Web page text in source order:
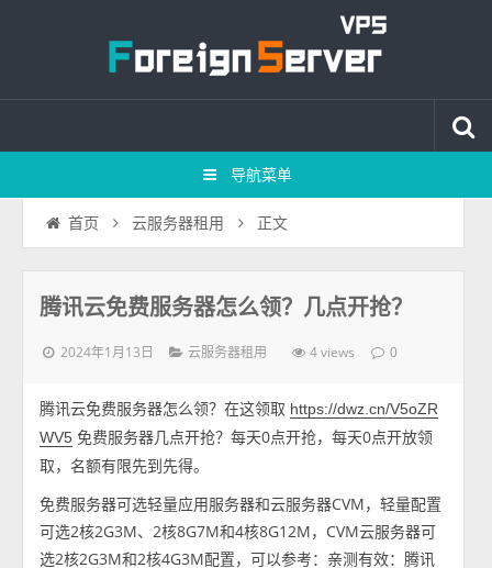
导航菜单
首页 云服务器租用 正文
腾讯云免费服务器怎么领？几点开抢？
2024年1月13日 云服务器租用 4 views 0
腾讯云免费服务器怎么领？在这领取 https://dwz.cn/V5oZR
WV5 免费服务器几点开抢？每天0点开抢，每天0点开放领
取，名额有限先到先得。
免费服务器可选轻量应用服务器和云服务器CVM，轻量配置
可选2核2G3M、2核8G7M和4核8G12M，CVM云服务器可
选2核2G3M和2核4G3M配置，可以参考：
亲测有效：腾讯